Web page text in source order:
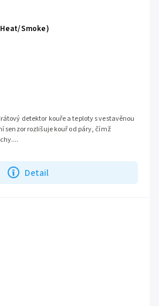
Smoke)
Detail
detektor kouře a teploty s vestavěnou
senzor rozlišuje kouř od páry, čímž